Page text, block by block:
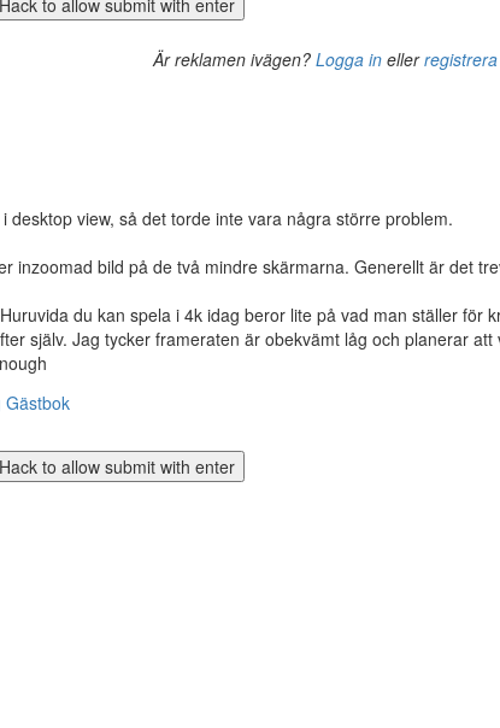
Är reklamen ivägen? Logga ineller
view, så det torde inte vara några större problem.
inzoomad bild på de två mindre skärmarna. Generellt är det
du kan spela i 4k idag beror lite på vad man ställer
själv. Jag tycker frameraten är obekvämt låg och planerar
Gästbok